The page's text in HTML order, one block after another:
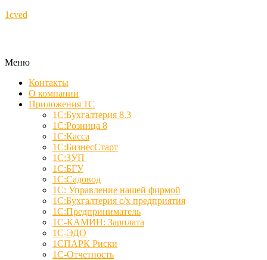
1cved
Меню
Контакты
О компании
Приложения 1С
1С:Бухгалтерия 8.3
1С:Розница 8
1С:Касса
1С:БизнесСтарт
1С:ЗУП
1С:БГУ
1С:Садовод
1С: Управление нашей фирмой
1С:Бухгалтерия с/х предприятия
1С:Предприниматель
1С-КАМИН: Зарплата
1С-ЭДО
1СПАРК Риски
1С-Отчетность